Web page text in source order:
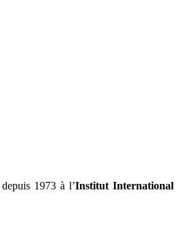
1973 à l’Institut International